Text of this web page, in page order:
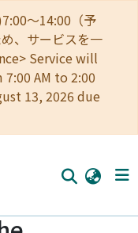
～14:00（予
、サービスを一
Service will
AM to 2:00
13, 2026 due